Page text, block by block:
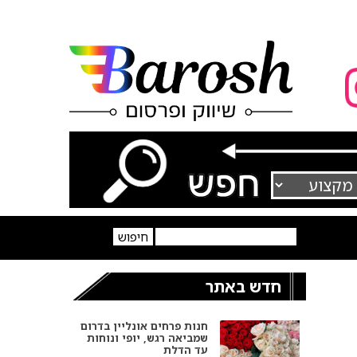
חדש באתר
מתאימים את עצמכם
לעידן החדש בגוגל – כך
תופיעו בתשובות AI